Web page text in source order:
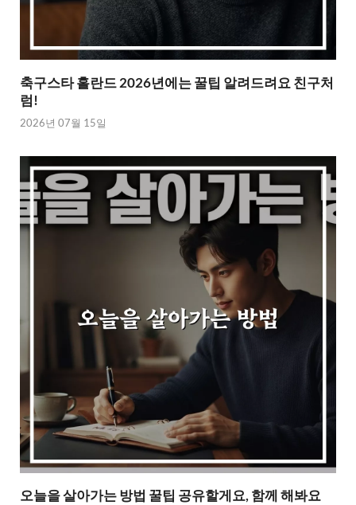
축구스타 홀란드 2026년에는 꿀팁 알려드려요 친구처
럼!
2026년 07월 15일
오늘을 살아가는 방법 꿀팁 공유할게요, 함께 해봐요